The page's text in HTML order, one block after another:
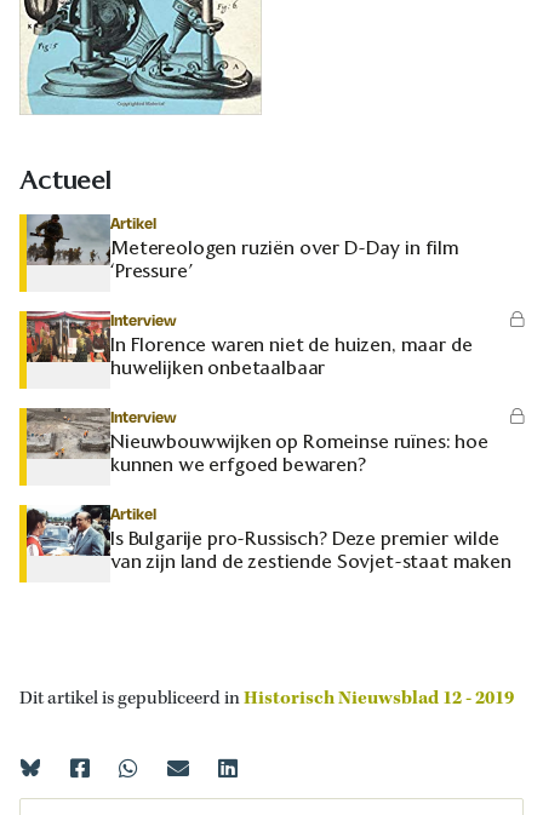
Actueel
Artikel
Metereologen ruziën over D-Day in film
‘Pressure’
Interview
In Florence waren niet de huizen, maar de
huwelijken onbetaalbaar
Interview
Nieuwbouwwijken op Romeinse ruïnes: hoe
kunnen we erfgoed bewaren?
Artikel
Is Bulgarije pro-Russisch? Deze premier wilde
van zijn land de zestiende Sovjet-staat maken
Dit artikel is gepubliceerd inHistorisch Nieuwsblad 12 - 2019